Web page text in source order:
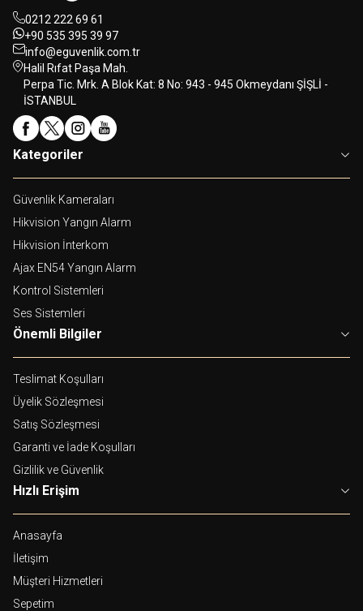
0212 222 69 61
+90 535 395 39 97
info@eguvenlik.com.tr
Halil Rıfat Paşa Mah.
Perpa Tic. Mrk. A Blok Kat: 8 No: 943 - 945 Okmeydanı ŞİŞLİ -
İSTANBUL
Kategoriler
Güvenlik Kameraları
Hikvision Yangın Alarm
Hikvision İnterkom
Ajax EN54 Yangın Alarm
Kontrol Sistemleri
Ses Sistemleri
Önemli Bilgiler
Teslimat Koşulları
Üyelik Sözleşmesi
Satış Sözleşmesi
Garanti ve İade Koşulları
Gizlilik ve Güvenlik
Hızlı Erişim
Anasayfa
İletişim
Müşteri Hizmetleri
Sepetim